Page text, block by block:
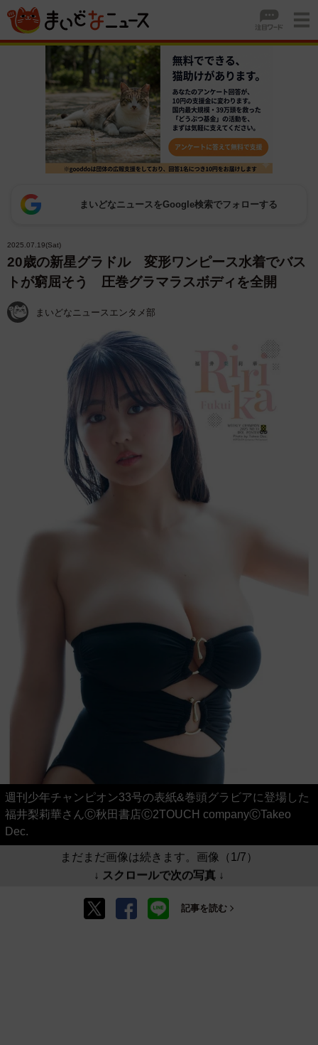
まいどなニュースをGoogle検索でフォローする
2025.07.19(Sat)
20歳の新星グラドル 変形ワンピース水着でバス
トが窮屈そう 圧巻グラマラスボディを全開
まいどなニュースエンタメ部
週刊少年チャンピオン33号の表紙&巻頭グラビアに登場した
福井梨莉華さんⒸ秋田書店Ⓒ2TOUCH companyⒸTakeo
Dec.
まだまだ画像は続きます。画像（1/7）
↓ スクロールで次の写真 ↓
記事を読む